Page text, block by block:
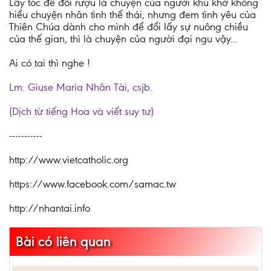
Lấy tóc để đổi rượu là chuyện của người khù khờ không
hiểu chuyện nhân tình thế thái, nhưng đem tình yêu của
Thiên Chúa dành cho mình để đổi lấy sự nuông chiều
của thế gian, thì là chuyện của người đại ngu vậy...
Ai có tai thì nghe !
Lm. Giuse Maria Nhân Tài, csjb.
(Dịch từ tiếng Hoa và viết suy tư)
-----------
http://www.vietcatholic.org
https://www.facebook.com/samac.tw
http://nhantai.info
Bài có liên quan